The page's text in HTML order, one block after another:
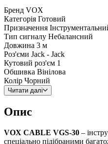
Бренд VOX
Категорія Готовий
Призначення
Тип сигналу Небалансний
Довжина 3 м
Роз'єми Jack - Jack
Кутовий роз'єм 1
Обшивка Вінілова
Колір Чорний
Читати далі
Опис
VOX CABLE VGS-30 –
спеціально підібраними